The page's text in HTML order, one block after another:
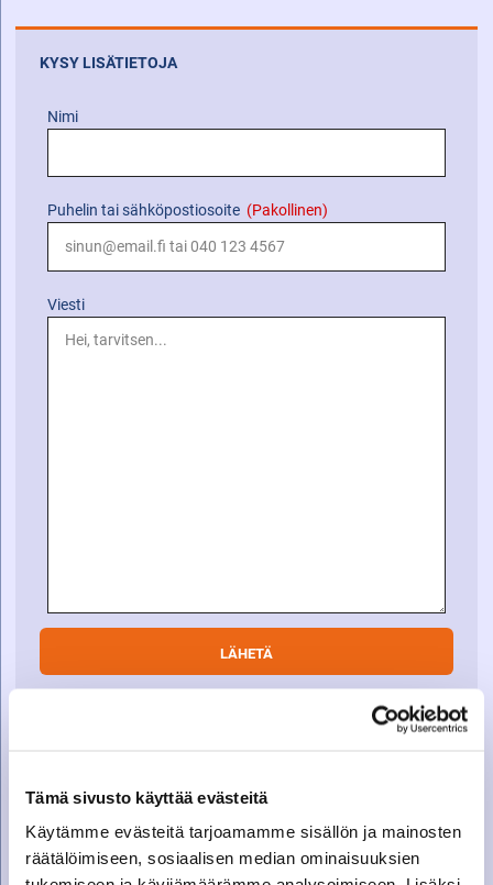
Tämä sivusto käyttää evästeitä
Käytämme evästeitä tarjoamamme sisällön ja mainosten
räätälöimiseen, sosiaalisen median ominaisuuksien
KYSY LISÄTIETOJA
Nimi
Puhelin tai sähköpostiosoite (Pakollinen)
Viesti
Varaosamyynti
010 27 91 831
varaosat@suomenkonetalo.fi